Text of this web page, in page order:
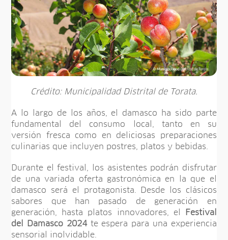
Crédito: Municipalidad Distrital de Torata.
A lo largo de los años, el damasco ha sido parte
fundamental del consumo local, tanto en su
versión fresca como en deliciosas preparaciones
culinarias que incluyen postres, platos y bebidas.
Durante el festival, los asistentes podrán disfrutar
de una variada oferta gastronómica en la que el
damasco será el protagonista. Desde los clásicos
sabores que han pasado de generación en
generación, hasta platos innovadores, el
Festival
del Damasco 2024 te espera para una experiencia
sensorial inolvidable.